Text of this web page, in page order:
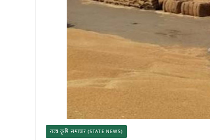
राज्य कृषि समाचार (STATE NEWS)